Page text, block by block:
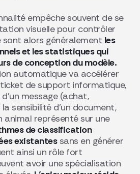
empêche souvent de se
visuelle pour contrôler
sont alors généralement les
et les statistiques qui
de conception du modèle.
automatique va accélérer
de support informatique,
message (achat,
sensibilité d’un document,
animal représenté sur une
de classification
existantessans en générer
ainsi un rôle fort
avoir une spécialisation